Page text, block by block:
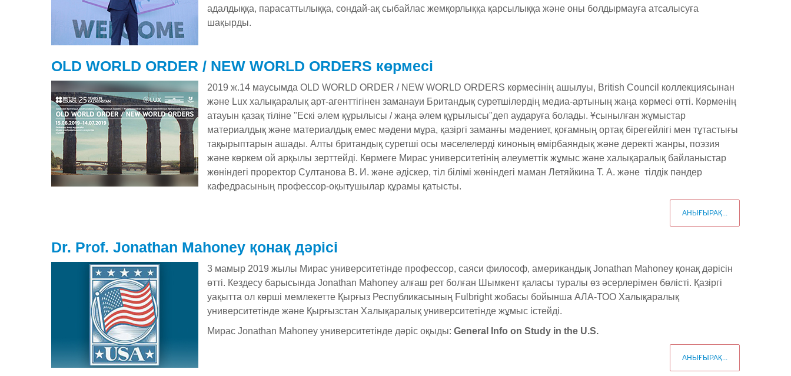
адалдыққа, парасаттылыққа, сондай-ақ сыбайлас жемқорлыққа қарсылыққа және оны болдырмауға атсалысуға
шақырды.
OLD WORLD ORDER / NEW WORLD ORDERS көрмесі
2019 ж.14 маусымда OLD WORLD ORDER / NEW WORLD ORDERS көрмесінің ашылуы, British Council коллекциясынан
және Lux халықаралық арт-агенттігінен заманауи Британдық суретшілердің медиа-артының жаңа көрмесі өтті. Көрменің
атауын қазақ тіліне "Ескі әлем құрылысы / жаңа әлем құрылысы"деп аударуға болады. Ұсынылған жұмыстар
материалдық және материалдық емес мәдени мұра, қазіргі заманғы мәдениет, қоғамның ортақ бірегейлігі мен тұтастығы
тақырыптарын ашады. Алты британдық суретші осы мәселелерді киноның өмірбаяндық және деректі жанры, поэзия
және көркем ой арқылы зерттейді. Көрмеге Мирас университетінің әлеуметтік жұмыс және халықаралық байланыстар
жөніндегі проректор Султанова В. И. және әдіскер, тіл білімі жөніндегі маман Летяйкина Т. А. және тілдік пәндер
кафедрасының профессор-оқытушылар құрамы қатысты.
АНЫҒЫРАҚ...
Dr. Prof. Jonathan Mahoney қонақ дәрісі
3 мамыр 2019 жылы Мирас университетінде профессор, саяси философ, американдық Jonathan Mahoney қонақ дәрісін
өтті. Кездесу барысында Jonathan Mahoney алғаш рет болған Шымкент қаласы туралы өз әсерлерімен бөлісті. Қазіргі
уақытта ол көрші мемлекетте Қырғыз Республикасының Fulbright жобасы бойынша АЛА-ТОО Халықаралық
университетінде және Қырғызстан Халықаралық университетінде жұмыс істейді.
Мирас Jonathan Mahoney университетінде дәріс оқыды: General Info on Study in the U.S.
АНЫҒЫРАҚ...